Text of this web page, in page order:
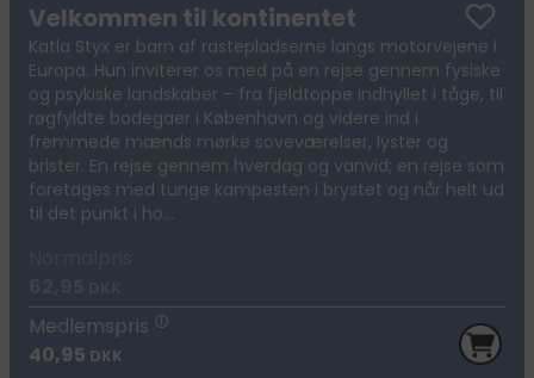
Velkommen til kontinentet
Katla Styx er barn af rastepladserne langs motorvejene i
Europa. Hun inviterer os med på en rejse gennem fysiske
og psykiske landskaber – fra fjeldtoppe indhyllet i tåge, til
røgfyldte bodegaer i København og videre ind i
fremmede mænds mørke soveværelser, lyster og
brister. En rejse gennem hverdag og vanvid; en rejse som
foretages med tunge kampesten i brystet og når helt ud
til det punkt i ho...
Medlemspris
40,95 DKK